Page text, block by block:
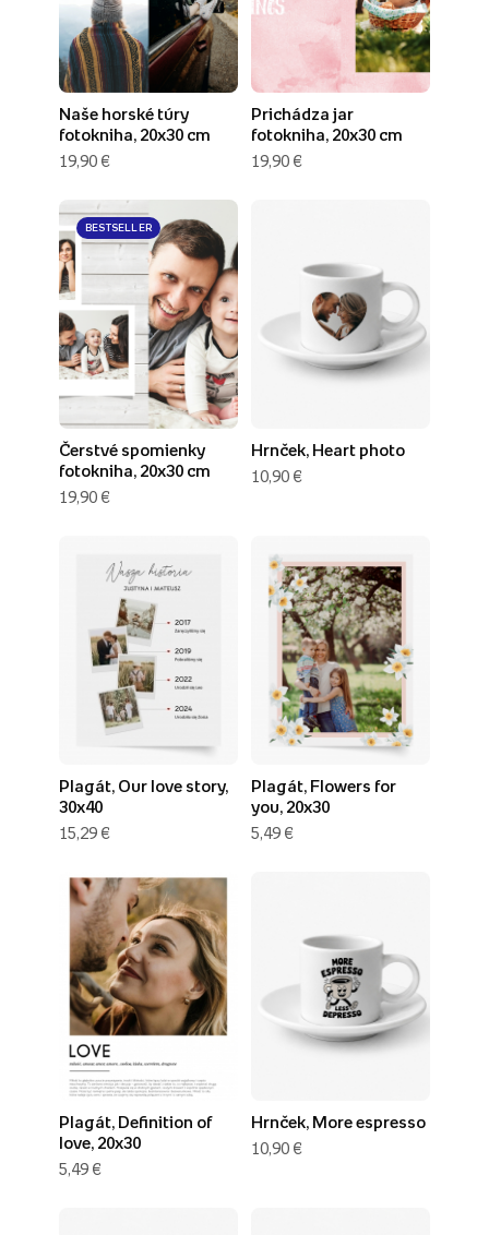
Naše horské túry
fotokniha, 20x30 cm
19,90 €
Prichádza jar
fotokniha, 20x30 cm
19,90 €
BESTSELLER
Čerstvé spomienky
fotokniha, 20x30 cm
19,90 €
Hrnček, Heart photo
10,90 €
Plagát, Our love story,
30x40
15,29 €
Plagát, Flowers for
you, 20x30
5,49 €
Plagát, Definition of
love, 20x30
5,49 €
Hrnček, More espresso
10,90 €